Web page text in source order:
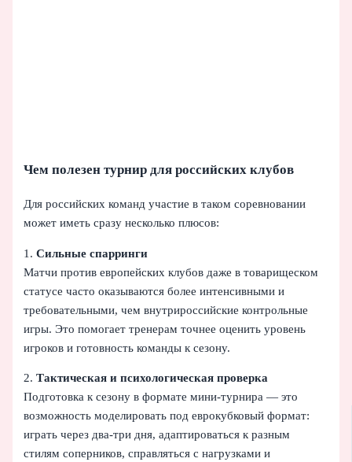
Чем полезен турнир для российских клубов
Для российских команд участие в таком соревновании
может иметь сразу несколько плюсов:
1.Сильные спарринги
Матчи против европейских клубов даже в товарищеском
статусе часто оказываются более интенсивными и
требовательными, чем внутрироссийские контрольные
игры. Это помогает тренерам точнее оценить уровень
игроков и готовность команды к сезону.
2.Тактическая и психологическая проверка
Подготовка к сезону в формате мини-турнира — это
возможность моделировать под еврокубковый формат:
играть через два-три дня, адаптироваться к разным
стилям соперников, справляться с нагрузками и